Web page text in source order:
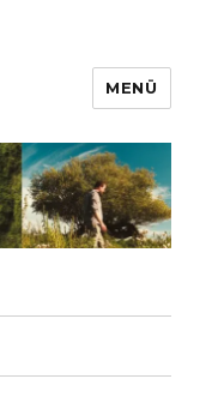
MENÜ